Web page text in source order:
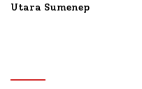
Utara Sumenep